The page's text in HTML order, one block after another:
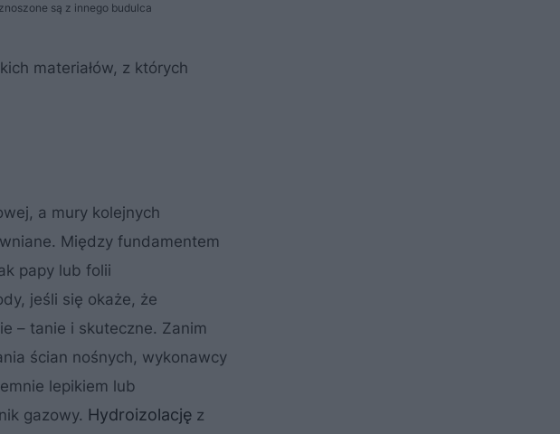
są z innego budulca
materiałów, z których
a mury kolejnych
Między fundamentem
papy lub folii
jeśli się okaże, że
– tanie i skuteczne. Zanim
ścian nośnych, wykonawcy
lepikiem lub
gazowy. Hydroizolację z